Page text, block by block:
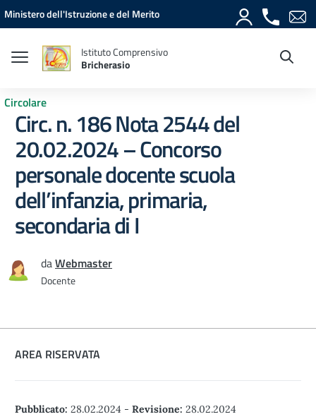
Vai ai contenuti
Vai al menu di navigazione
Vai al footer
Ministero dell'Istruzione e del Merito
Istituto Comprensivo
Bricherasio
Circolare
Circ. n. 186 Nota 2544 del
20.02.2024 – Concorso
personale docente scuola
dell’infanzia, primaria,
secondaria di I
daWebmaster
Docente
AREA RISERVATA
Pubblicato: 28.02.2024 - Revisione: 28.02.2024